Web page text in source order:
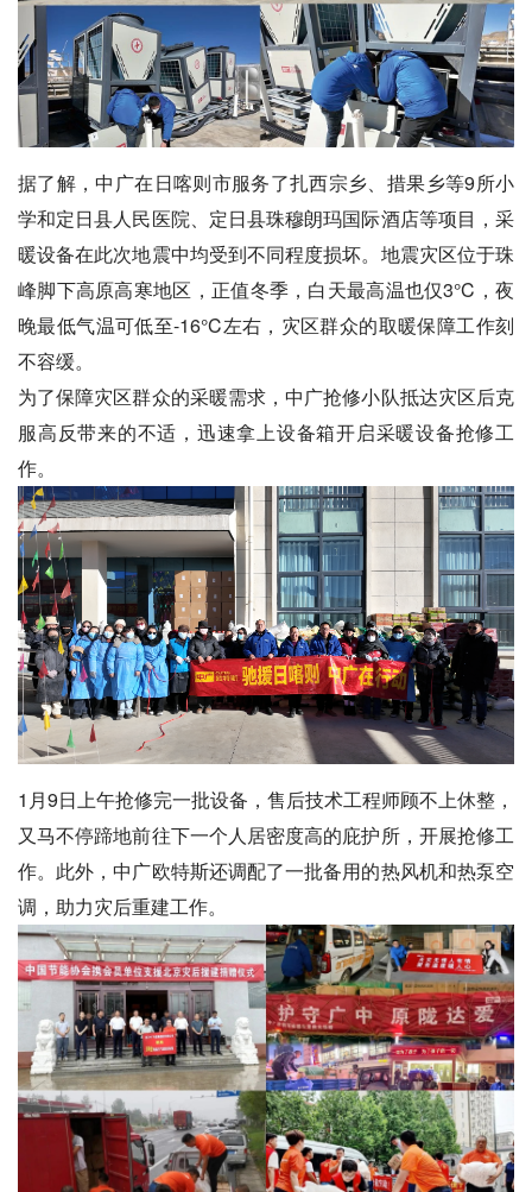
据了解，中广在日喀则市服务了扎西宗乡、措果乡等9所小
学和定日县人民医院、定日县珠穆朗玛国际酒店等项目，采
暖设备在此次地震中均受到不同程度损坏。地震灾区位于珠
峰脚下高原高寒地区，正值冬季，白天最高温也仅3°C，夜
晚最低气温可低至-16°C左右，灾区群众的取暖保障工作刻
不容缓。
为了保障灾区群众的采暖需求，中广抢修小队抵达灾区后克
服高反带来的不适，迅速拿上设备箱开启采暖设备抢修工
作。
1月9日上午抢修完一批设备，售后技术工程师顾不上休整，
又马不停蹄地前往下一个人居密度高的庇护所，开展抢修工
作。此外，中广欧特斯还调配了一批备用的热风机和热泵空
调，助力灾后重建工作。